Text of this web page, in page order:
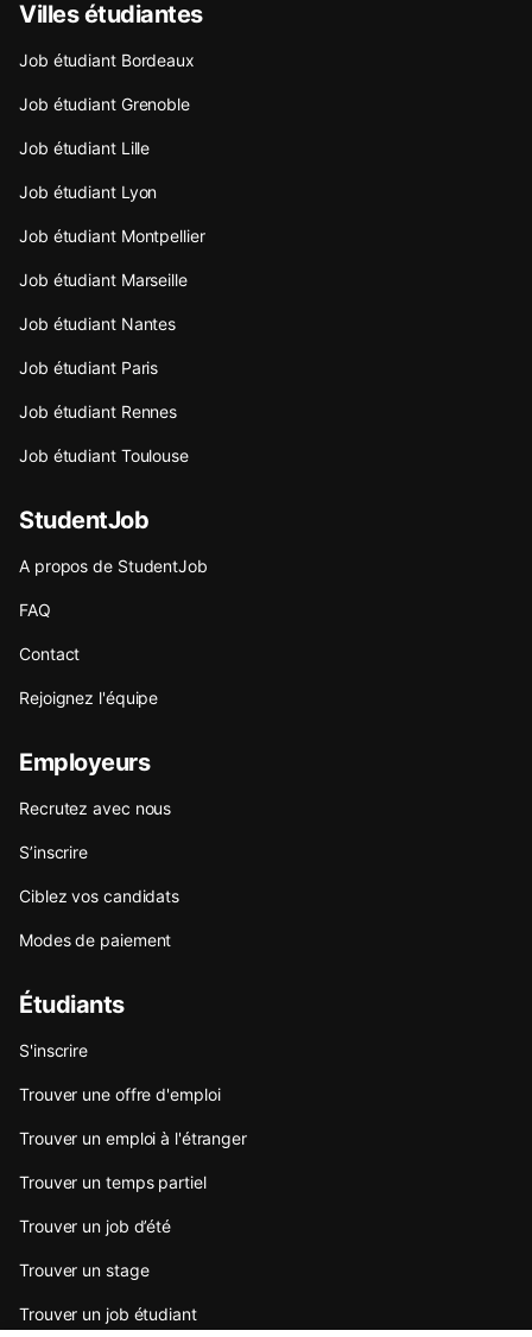
Villes étudiantes
Job étudiant Bordeaux
Job étudiant Grenoble
Job étudiant Lille
Job étudiant Lyon
Job étudiant Montpellier
Job étudiant Marseille
Job étudiant Nantes
Job étudiant Paris
Job étudiant Rennes
Job étudiant Toulouse
StudentJob
A propos de StudentJob
FAQ
Contact
Rejoignez l'équipe
Employeurs
Recrutez avec nous
S’inscrire
Ciblez vos candidats
Modes de paiement
Étudiants
S'inscrire
Trouver une offre d'emploi
Trouver un emploi à l'étranger
Trouver un temps partiel
Trouver un job d’été
Trouver un stage
Trouver un job étudiant